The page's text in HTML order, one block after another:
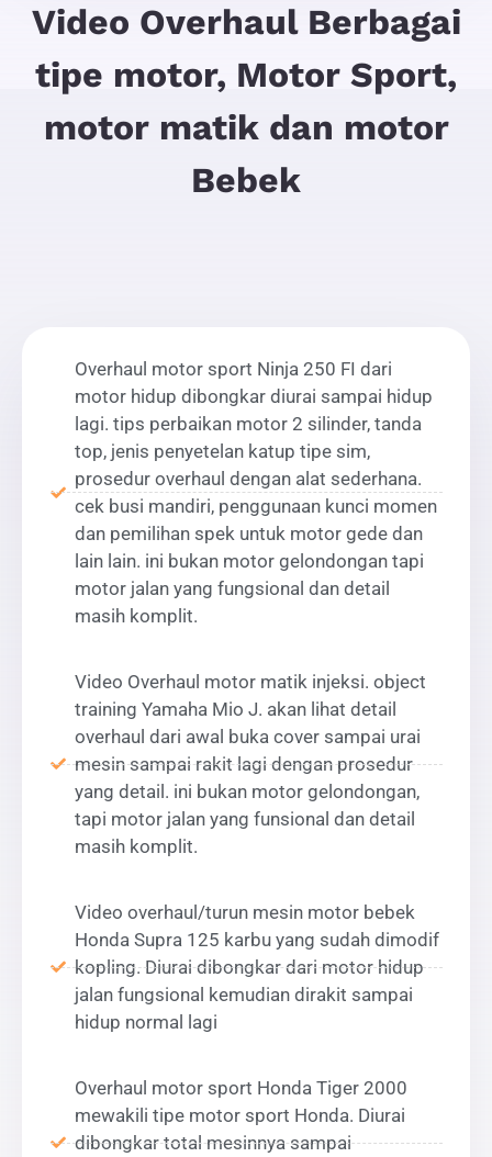
Video Overhaul Berbagai
tipe motor, Motor Sport,
motor matik dan motor
Bebek
Overhaul motor sport Ninja 250 FI dari
motor hidup dibongkar diurai sampai hidup
lagi. tips perbaikan motor 2 silinder, tanda
top, jenis penyetelan katup tipe sim,
prosedur overhaul dengan alat sederhana.
cek busi mandiri, penggunaan kunci momen
dan pemilihan spek untuk motor gede dan
lain lain. ini bukan motor gelondongan tapi
motor jalan yang fungsional dan detail
masih komplit.
Video Overhaul motor matik injeksi. object
training Yamaha Mio J. akan lihat detail
overhaul dari awal buka cover sampai urai
mesin sampai rakit lagi dengan prosedur
yang detail. ini bukan motor gelondongan,
tapi motor jalan yang funsional dan detail
masih komplit.
Video overhaul/turun mesin motor bebek
Honda Supra 125 karbu yang sudah dimodif
kopling. Diurai dibongkar dari motor hidup
jalan fungsional kemudian dirakit sampai
hidup normal lagi
Overhaul motor sport Honda Tiger 2000
mewakili tipe motor sport Honda. Diurai
dibongkar total mesinnya sampai